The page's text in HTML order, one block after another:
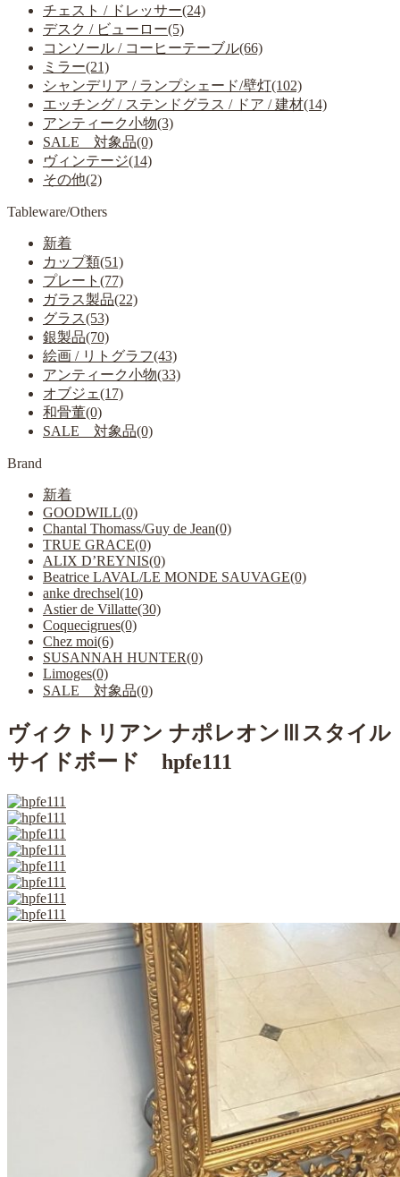
チェスト / ドレッサー(24)
デスク / ビューロー(5)
コンソール / コーヒーテーブル(66)
ミラー(21)
シャンデリア / ランプシェード/壁灯(102)
エッチング / ステンドグラス / ドア / 建材(14)
アンティーク小物(3)
SALE 対象品(0)
ヴィンテージ(14)
その他(2)
Tableware/Others
新着
カップ類(51)
プレート(77)
ガラス製品(22)
グラス(53)
銀製品(70)
絵画 / リトグラフ(43)
アンティーク小物(33)
オブジェ(17)
和骨董(0)
SALE 対象品(0)
Brand
新着
GOODWILL(0)
Chantal Thomass/Guy de Jean(0)
TRUE GRACE(0)
ALIX D’REYNIS(0)
Beatrice LAVAL/LE MONDE SAUVAGE(0)
anke drechsel(10)
Astier de Villatte(30)
Coquecigrues(0)
Chez moi(6)
SUSANNAH HUNTER(0)
Limoges(0)
SALE 対象品(0)
ヴィクトリアン ナポレオンⅢスタイル
サイドボード hpfe111